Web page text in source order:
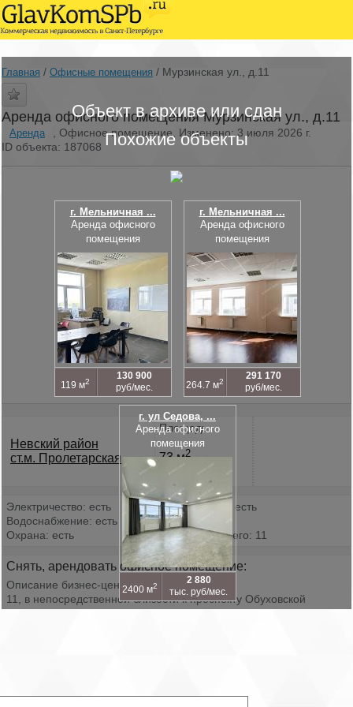
Объект в архиве или сдан
Похожие объекты
г. Мельничная ...
Аренда офисного
помещения
119 м2
130 900
руб/мес.
г. Мельничная ...
Аренда офисного
помещения
264.7 м2
291 170
руб/мес.
г. ул Седова, ...
Аренда офисного
помещения
2400 м2
2 880
тыс. руб/мес.
Отсутствие данного объекта в базе сайта GlavKomSPb.ru
Главная / Офисные помещения / Мурзинская ул., д.11
Аренда офисного помещения Мурзинская ул., д.11
Аренда
, Офисное помещение, Изменено: 3 июля 2026 г.
ID объекта: 187068
Невский район
ст.м. Пролетарская
Площадь
73 м2
Электричество: есть
Водоснабжение: есть
Охрана: есть
Интернет: есть
Этаж: 3
Этажей всего: 11
Снять, арендовать офисное помещение:
Описание бизнес-центра:
11, в непосредственной близости к проспекту Обуховской
Обороны, который обеспечивает удобный доступ к КАД,
Характеристики: